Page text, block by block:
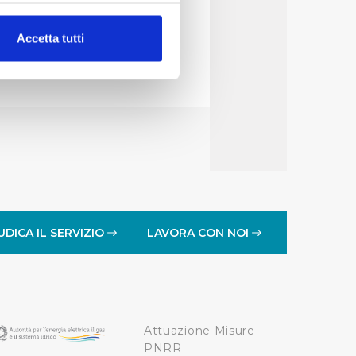
(impronte
che l’Utente ha fornito
i singoli cookie
Accetta tutti
IL SERVIZIO LAVORA CON NOI
Attuazione Misure
PNRR